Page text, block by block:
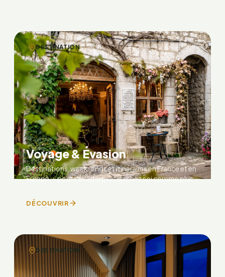
DESTINATION
Voyage & Évasion
Destinations, week-ends et itinéraires en France et en
Europe — pour s’évader près de chez soi comme plus
DÉCOUVRIR
DESTINATION